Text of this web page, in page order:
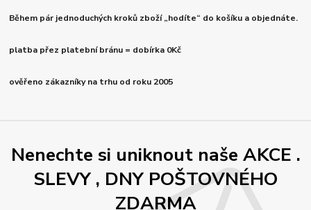
Během pár jednoduchých kroků zboží „hodíte“ do košíku a objednáte.
platba přez platební bránu = dobírka 0Kč
ověřeno zákazníky na trhu od roku 2005
Nenechte si uniknout naše AKCE .
SLEVY , DNY POŠTOVNÉHO
ZDARMA